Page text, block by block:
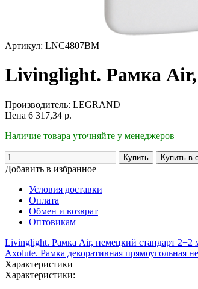
Артикул: LNC4807BM
Livinglight. Рамка Air,
Производитель: LEGRAND
Цена 6 317,34 р.
Наличие товара уточняйте у менеджеров
Добавить в избранное
Условия доставки
Оплата
Обмен и возврат
Оптовикам
Livinglight. Рамка Air, немецкий стандарт 2+2
Axolute. Рамка декоративная прямоугольная
Характеристики
Характеристики: